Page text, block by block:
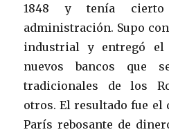
1848 y tenía
administración. Supo
industrial y entregó
nuevos bancos que
tradicionales de los
otros. El resultado fue el
París rebosante de